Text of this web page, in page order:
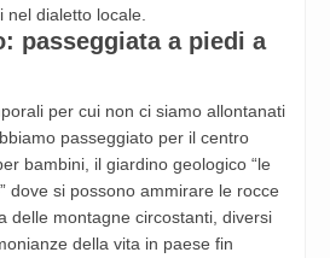
dialetto locale.
passeggiata a piedi a
per cui non ci siamo allontanati
passeggiato per il centro
bambini, il giardino geologico “le
dove si possono ammirare le rocce
delle montagne circostanti, diversi
della vita in paese fin